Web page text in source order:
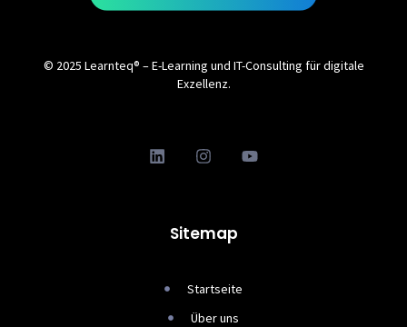
© 2025 Learnteq® – E-Learning und IT-Consulting für digitale
Exzellenz.
Sitemap
Startseite
Über uns